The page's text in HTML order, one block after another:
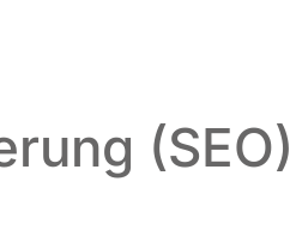
(SEO)